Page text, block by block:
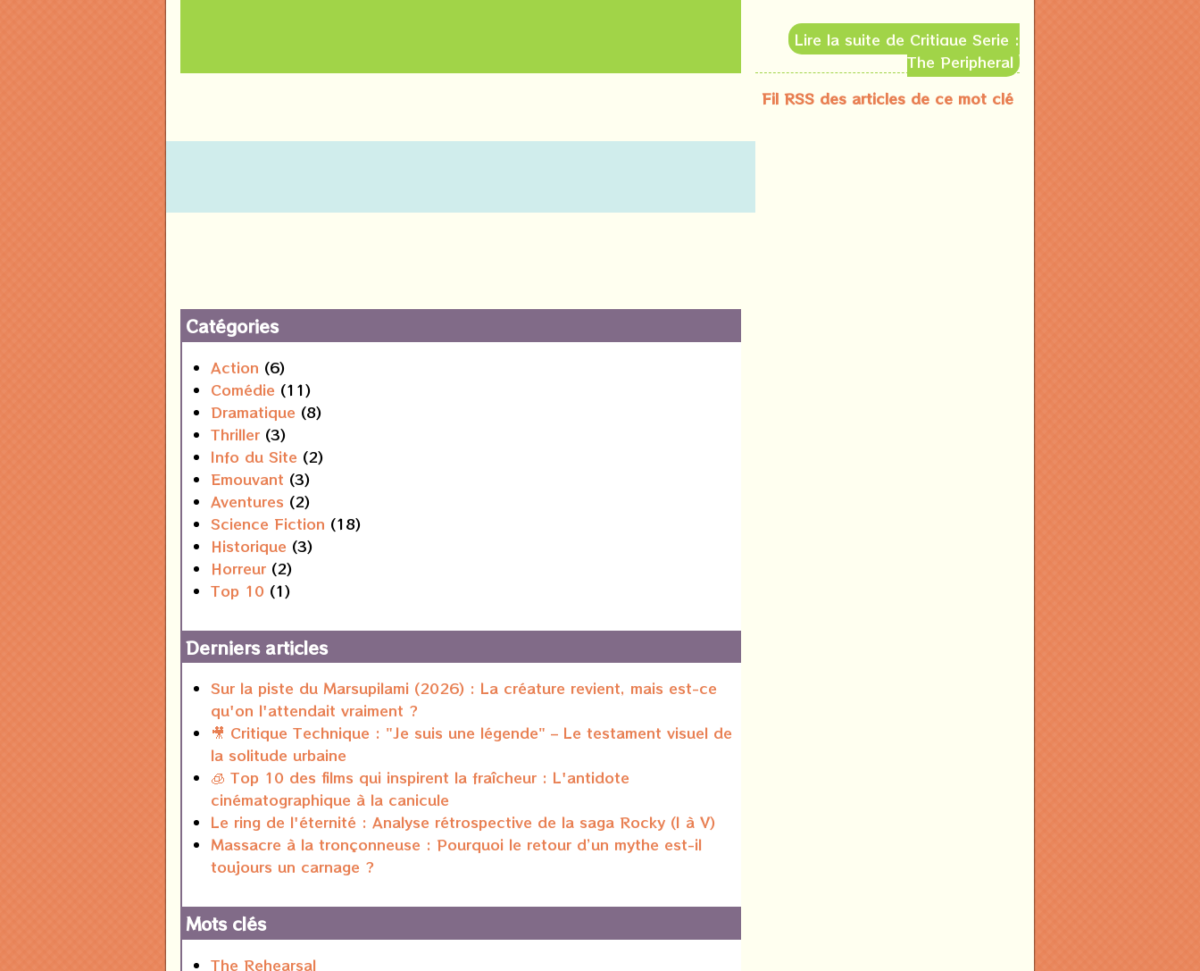
Lire la suite de Critique Serie :
The Peripheral
Fil RSS des articles de ce mot clé
Catégories
Action (6)
Comédie (11)
Dramatique (8)
Thriller (3)
Info du Site (2)
Emouvant (3)
Aventures (2)
Science Fiction (18)
Historique (3)
Horreur (2)
Top 10 (1)
Derniers articles
Sur la piste du Marsupilami (2026) : La créature revient, mais est-ce
qu'on l'attendait vraiment ?
🎥 Critique Technique : "Je suis une légende" – Le testament visuel de
la solitude urbaine
🧊 Top 10 des films qui inspirent la fraîcheur : L'antidote
cinématographique à la canicule
Le ring de l'éternité : Analyse rétrospective de la saga Rocky (I à V)
Massacre à la tronçonneuse : Pourquoi le retour d’un mythe est-il
toujours un carnage ?
Mots clés
The Rehearsal